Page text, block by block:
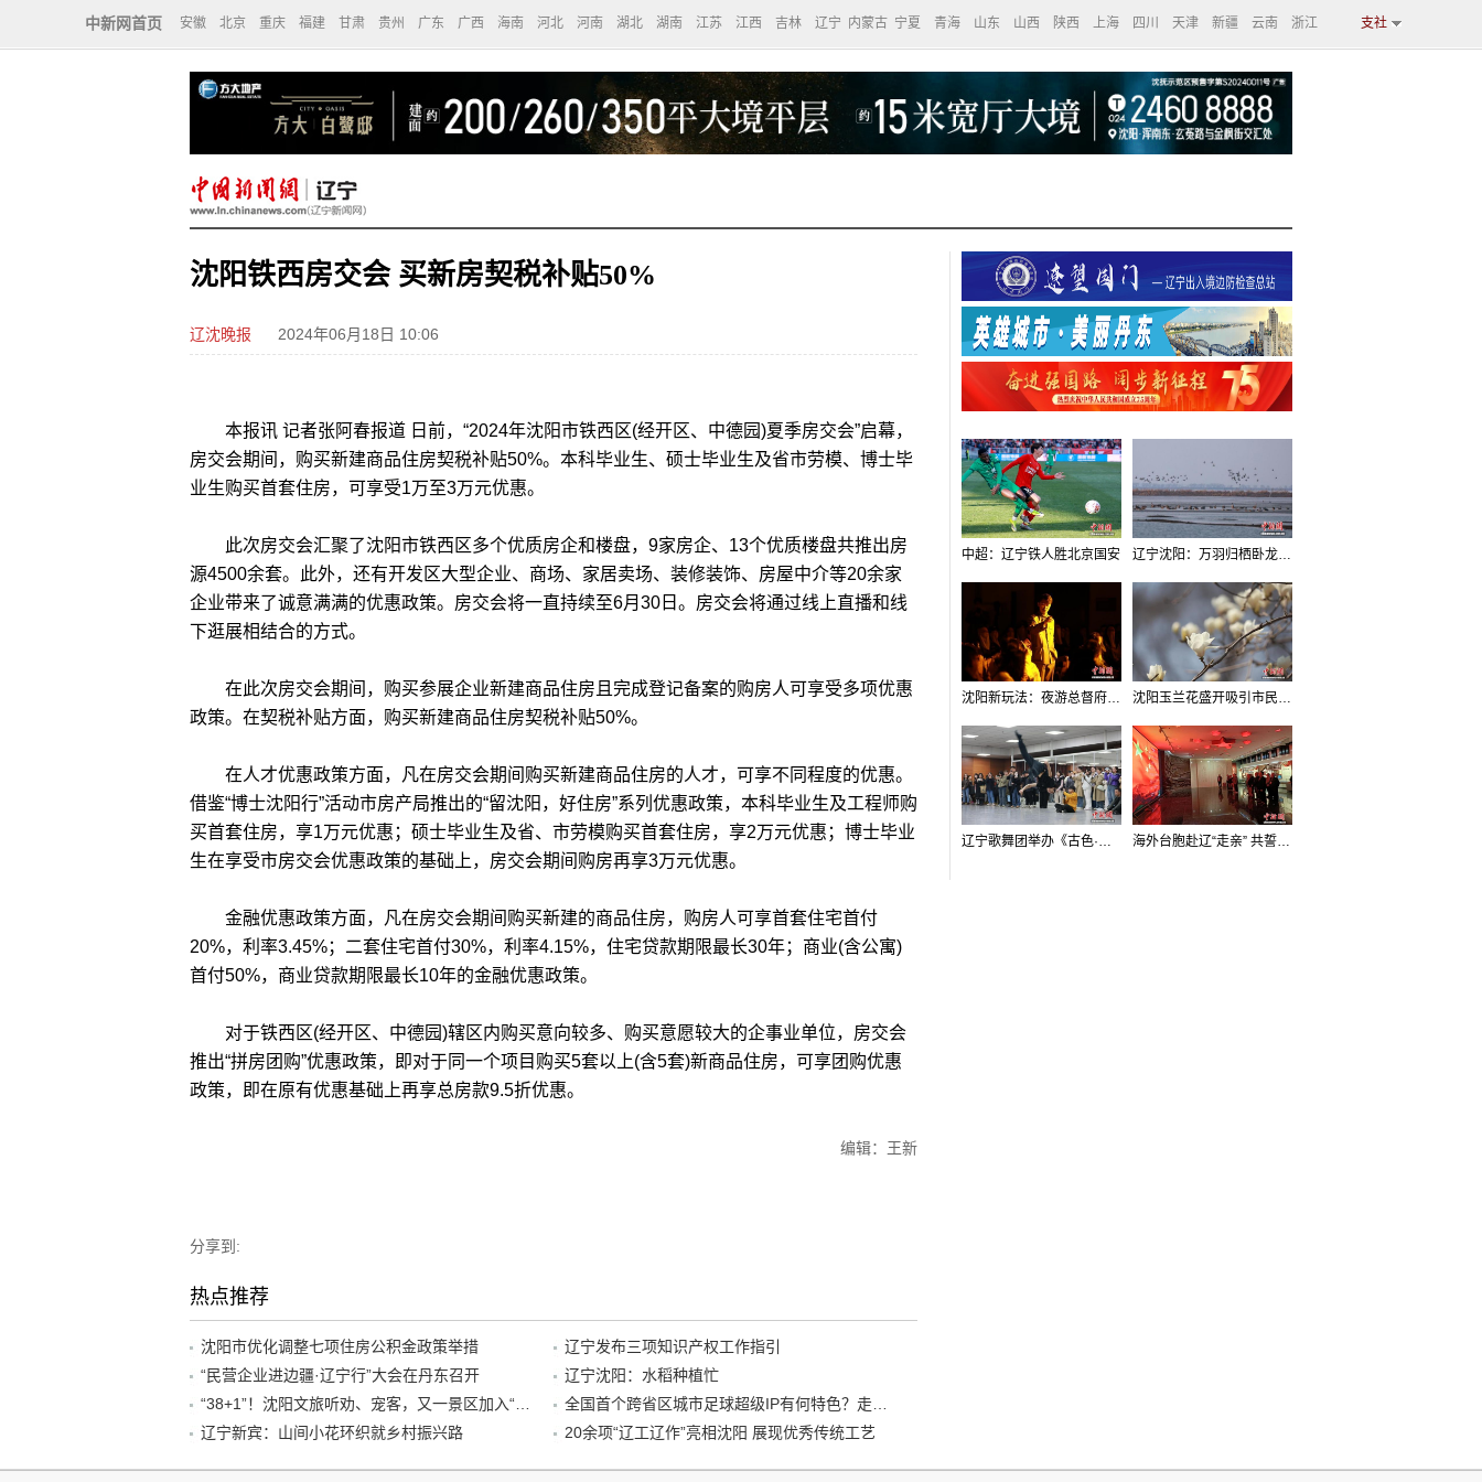
中新网首页 安徽 北京 重庆 福建 甘肃 贵州 广东 广西 海南 河北 河南 湖北 湖南 江苏 江西 吉林 辽宁 内蒙古 宁夏 青海 山东 山西 陕西 上海 四川 天津 新疆 云南 浙江 支社
沈阳铁西房交会 买新房契税补贴50%
辽沈晚报 2024年06月18日 10:06
本报讯 记者张阿春报道 日前，“2024年沈阳市铁西区(经开区、中德园)夏季房交会”启幕，
房交会期间，购买新建商品住房契税补贴50%。本科毕业生、硕士毕业生及省市劳模、博士毕
业生购买首套住房，可享受1万至3万元优惠。
此次房交会汇聚了沈阳市铁西区多个优质房企和楼盘，9家房企、13个优质楼盘共推出房
源4500余套。此外，还有开发区大型企业、商场、家居卖场、装修装饰、房屋中介等20余家
企业带来了诚意满满的优惠政策。房交会将一直持续至6月30日。房交会将通过线上直播和线
下逛展相结合的方式。
在此次房交会期间，购买参展企业新建商品住房且完成登记备案的购房人可享受多项优惠
政策。在契税补贴方面，购买新建商品住房契税补贴50%。
在人才优惠政策方面，凡在房交会期间购买新建商品住房的人才，可享不同程度的优惠。
借鉴“博士沈阳行”活动市房产局推出的“留沈阳，好住房”系列优惠政策，本科毕业生及工程师购
买首套住房，享1万元优惠；硕士毕业生及省、市劳模购买首套住房，享2万元优惠；博士毕业
生在享受市房交会优惠政策的基础上，房交会期间购房再享3万元优惠。
金融优惠政策方面，凡在房交会期间购买新建的商品住房，购房人可享首套住宅首付
20%，利率3.45%；二套住宅首付30%，利率4.15%，住宅贷款期限最长30年；商业(含公寓)
首付50%，商业贷款期限最长10年的金融优惠政策。
对于铁西区(经开区、中德园)辖区内购买意向较多、购买意愿较大的企事业单位，房交会
推出“拼房团购”优惠政策，即对于同一个项目购买5套以上(含5套)新商品住房，可享团购优惠
政策，即在原有优惠基础上再享总房款9.5折优惠。
编辑：王新
分享到:
热点推荐
沈阳市优化调整七项住房公积金政策举措
辽宁发布三项知识产权工作指引
“民营企业进边疆·辽宁行”大会在丹东召开
辽宁沈阳：水稻种植忙
辽宁新宾：山间小花环织就乡村振兴路
20余项“辽工辽作”亮相沈阳 展现优秀传统工艺
中超：辽宁铁人胜北京国安 辽宁沈阳：万羽归栖卧龙湖看群鸟齐飞
沈阳新玩法：夜游总督府，当一回“赴宴者” 沈阳玉兰花盛开吸引市民打卡
辽宁歌舞团举办《古色·国宝辽宁》排练开放日活动 海外台胞赴辽“走亲” 共誓“和平初心”